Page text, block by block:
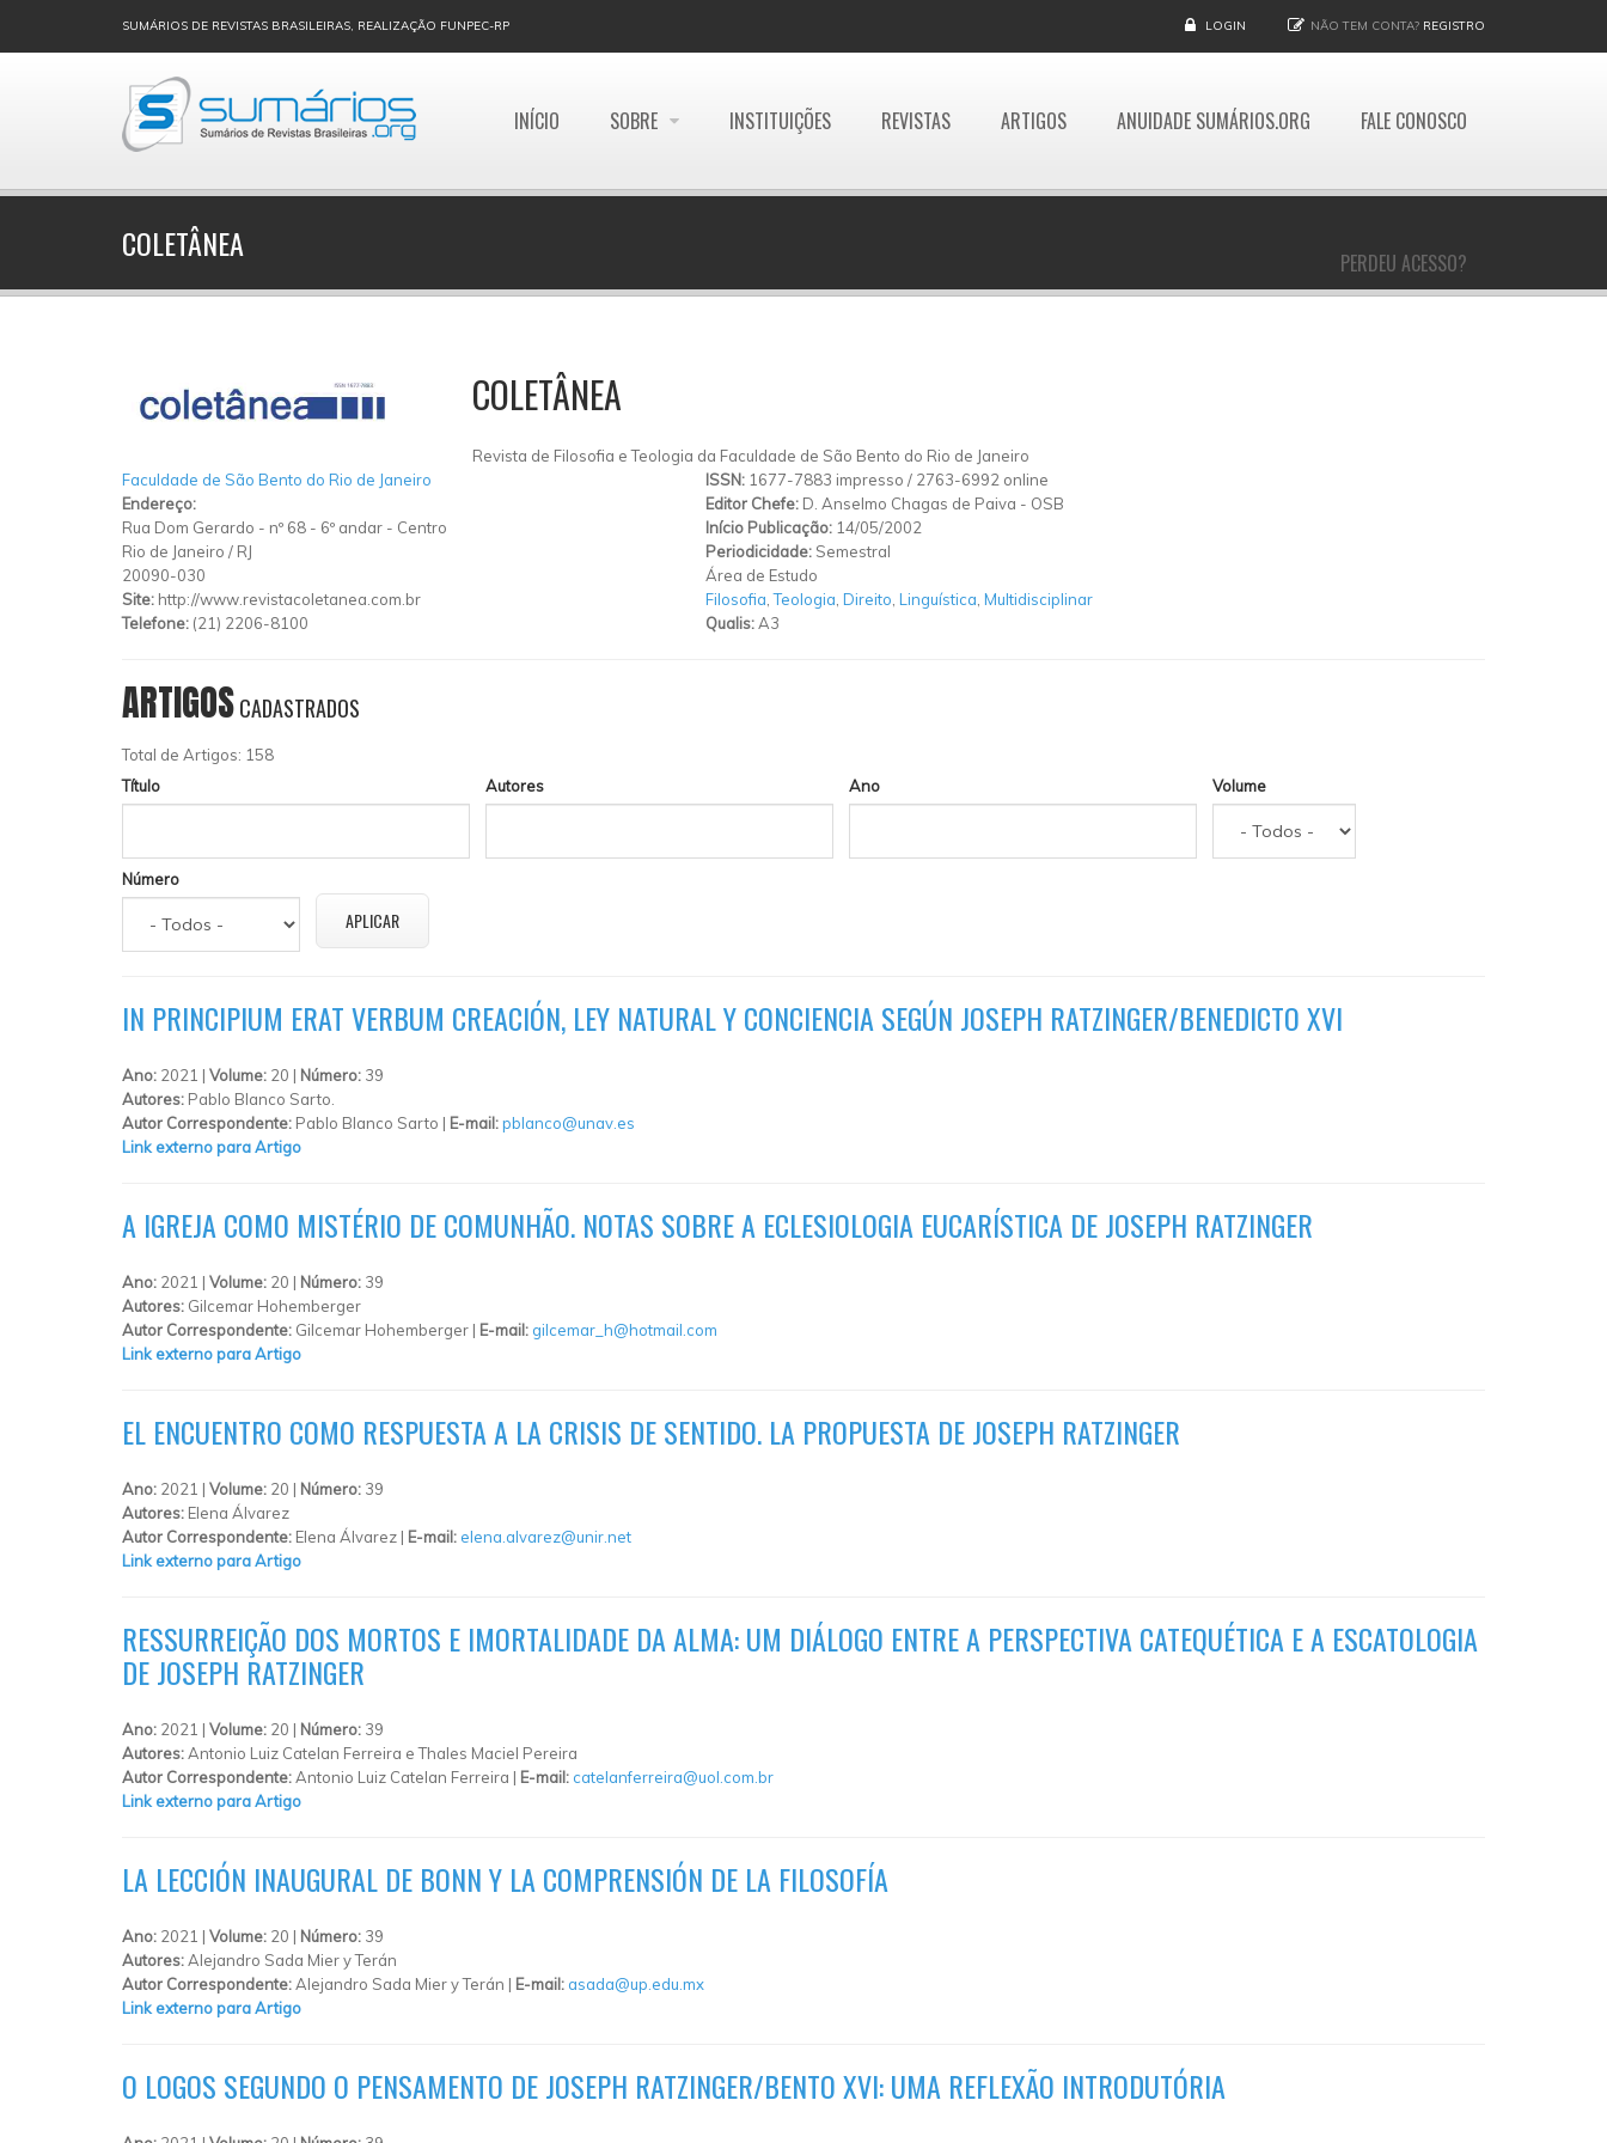
SUMÁRIOS DE REVISTAS BRASILEIRAS, REALIZAÇÃO FUNPEC-RP LOGIN NÃO TEM CONTA? REGISTRO
INÍCIO SOBRE INSTITUIÇÕES REVISTAS ARTIGOS ANUIDADE SUMÁRIOS.ORG FALE CONOSCO
PERDEU ACESSO?
COLETÂNEA
COLETÂNEA
Revista de Filosofia e Teologia da Faculdade de São Bento do Rio de Janeiro
Faculdade de São Bento do Rio de Janeiro
Endereço:
Rua Dom Gerardo - nº 68 - 6º andar - Centro
Rio de Janeiro / RJ
20090-030
Site: http://www.revistacoletanea.com.br
Telefone: (21) 2206-8100
ISSN: 1677-7883 impresso / 2763-6992 online
Editor Chefe: D. Anselmo Chagas de Paiva - OSB
Início Publicação: 14/05/2002
Periodicidade: Semestral
Área de Estudo
Filosofia ,Teologia Direito Linguística Multidisciplinar
Qualis:A3
ARTIGOSCADASTRADOS
Total de Artigos: 158
Título
Autores Ano Volume
Número
IN PRINCIPIUM ERAT VERBUM CREACIÓN, LEY NATURAL Y CONCIENCIA SEGÚN JOSEPH RATZINGER/BENEDICTO XVI
Ano: 2021 | Volume: 20 | Número: 39
Autores: Pablo Blanco Sarto.
Autor Correspondente: Pablo Blanco Sarto | E-mail:pblanco@unav.es
Link externo para Artigo
A IGREJA COMO MISTÉRIO DE COMUNHÃO. NOTAS SOBRE A ECLESIOLOGIA EUCARÍSTICA DE JOSEPH RATZINGER
Ano: 2021 | Volume: 20 | Número: 39
Autores: Gilcemar Hohemberger
Autor Correspondente: Gilcemar Hohemberger | E-mail: gilcemar_h@hotmail.com
Link externo para Artigo
EL ENCUENTRO COMO RESPUESTA A LA CRISIS DE SENTIDO. LA PROPUESTA DE JOSEPH RATZINGER
Ano: 2021 | Volume: 20 | Número: 39
Autores: Elena Álvarez
Autor Correspondente: Elena Álvarez | E-mail: elena.alvarez@unir.net
Link externo para Artigo
RESSURREIÇÃO DOS MORTOS E IMORTALIDADE DA ALMA: UM DIÁLOGO ENTRE A PERSPECTIVA CATEQUÉTICA E A ESCATOLOGIA
DE JOSEPH RATZINGER
Ano: 2021 | Volume: 20 | Número: 39
Autores:Antonio Luiz Catelan Ferreira e Thales Maciel Pereira
Autor Correspondente:Antonio Luiz Catelan Ferreira | E-mail: catelanferreira@uol.com.br
Link externo para Artigo
LA LECCIÓN INAUGURAL DE BONN Y LA COMPRENSIÓN DE LA FILOSOFÍA
Ano: 2021 | Volume: 20 | Número: 39
Autores:Alejandro Sada Mier y Terán
Autor Correspondente:Alejandro Sada Mier y Terán | E-mail: asada@up.edu.mx
Link externo para Artigo
O LOGOS SEGUNDO O PENSAMENTO DE JOSEPH RATZINGER/BENTO XVI: UMA REFLEXÃO INTRODUTÓRIA